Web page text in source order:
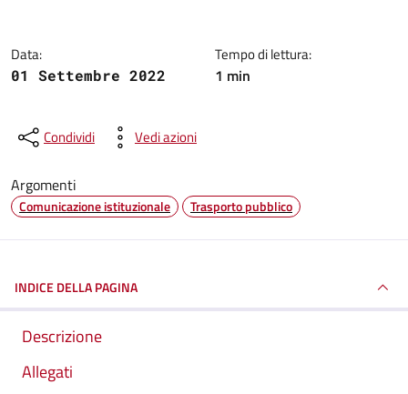
Data:
01 Settembre 2022
Tempo di lettura:
1 min
Condividi Vedi azioni
Argomenti
Comunicazione istituzionale Trasporto pubblico
INDICE DELLA PAGINA
Descrizione
Allegati